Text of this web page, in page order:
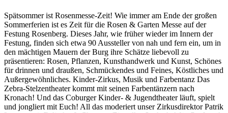
Spätsommer ist Rosenmesse-Zeit! Wie immer am Ende der großen
Sommerferien ist es Zeit für die Rosen & Garten Messe auf der
Festung Rosenberg. Dieses Jahr, wie früher wieder im Innern der
Festung, finden sich etwa 90 Aussteller von nah und fern ein, um in
den mächtigen Mauern der Burg ihre Schätze liebevoll zu
präsentieren: Rosen, Pflanzen, Kunsthandwerk und Kunst, Schönes
für drinnen und draußen, Schmückendes und Feines, Köstliches und
Außergewöhnliches. Kinder-Zirkus, Musik und Farbentanz Das
Zebra-Stelzentheater kommt mit seinen Farbentänzern nach
Kronach! Und das Coburger Kinder- & Jugendtheater läuft, spielt
und jongliert mit Euch! All das moderiert unser Zirkusdirektor Patrik